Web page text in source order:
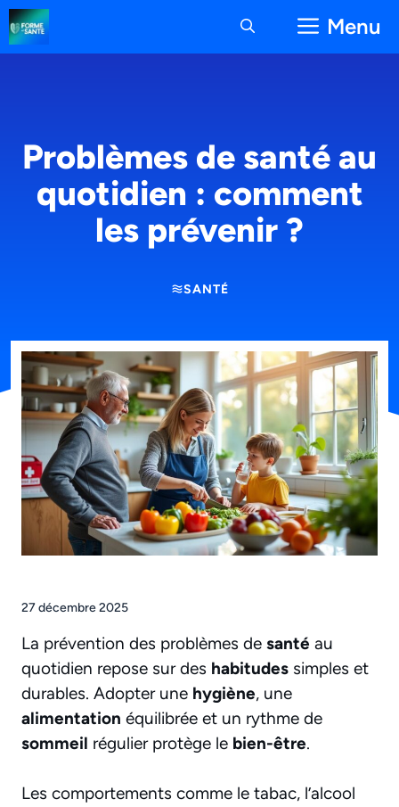
Aller
au
Menu
Problèmes de santé au
quotidien : comment
les prévenir ?
SANTÉ
27 décembre 2025
La prévention des problèmes de santé au
quotidien repose sur des habitudes simples et
durables. Adopter une hygiène, une
alimentation équilibrée et un rythme de
sommeil régulier protège le bien-être.
Les comportements comme le tabac, l’alcool